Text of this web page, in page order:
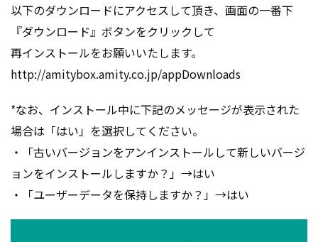
以下のダウンロードにアクセスして頂き、画面の一番下
『ダウンロード』ボタンをクリックして
再インストールをお願いいたします。
http://amitybox.amity.co.jp/appDownloads
*なお、インストール中に下記のメッセージが表示された
場合は「はい」を選択してください。
・「古いバージョンをアンインストールして新しいバージ
ョンをインストールしますか？」→はい
・「ユーザーデータを保持しますか？」→はい